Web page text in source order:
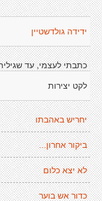
ידידה גולדשטיין
כתבתי לעצמי, עד
לקט יצירות
יחריש באהבתו
ביקור אחרון...
לא יצא כלום
כדור אש בוער